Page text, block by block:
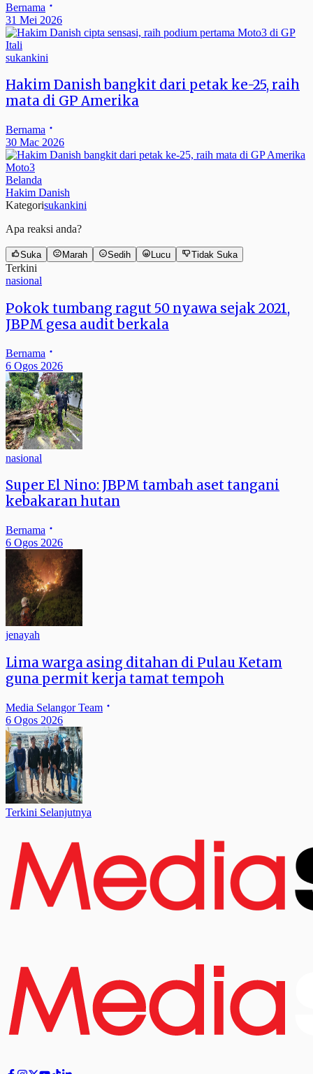
Bernama
31 Mei 2026
sukankini
Hakim Danish bangkit dari petak ke-25, raih
mata di GP Amerika
Bernama
30 Mac 2026
Moto3
Belanda
Hakim Danish
Kategorisukankini
Apa reaksi anda?
Suka Marah Sedih Lucu Tidak Suka
Terkini
nasional
Pokok tumbang ragut 50 nyawa sejak 2021,
JBPM gesa audit berkala
Bernama
6 Ogos 2026
nasional
Super El Nino: JBPM tambah aset tangani
kebakaran hutan
Bernama
6 Ogos 2026
jenayah
Lima warga asing ditahan di Pulau Ketam
guna permit kerja tamat tempoh
Media Selangor Team
6 Ogos 2026
Terkini Selanjutnya